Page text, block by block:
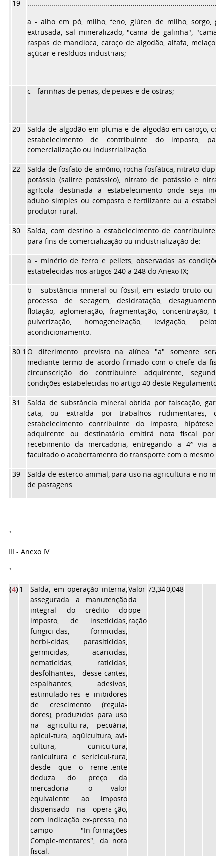
19
a - alho em pó, milho, feno, glúten de milho, sorgo,
extrusada, sal mineralizado, "cama de galinha", "cama
raspas de mandioca, caroço de algodão, alfafa, melaço
açúcar e resíduos industriais;
c - farinhas de penas, de peixes e de ostras;
20
Saída de algodão em pluma e de algodão em caroço,
estabelecimento de contribuinte do imposto,
comercialização ou industrialização.
22
Saída de fosfato de amônio, rocha fosfática, nitrato
potássio (salitre potássico), nitrato de potássio e
agrícola destinada a estabelecimento onde seja
adubo simples ou composto e fertilizante ou a
produtor rural.
30
Saída, com destino a estabelecimento de contribuinte
para fins de comercialização ou industrialização de:
a - minério de ferro e pellets, observadas as
estabelecidas nos artigos 240 a 248 do Anexo IX;
b - substância mineral ou fóssil, em estado bruto ou
processo de secagem, desidratação,
flotação, aglomeração, fragmentação, concentração,
pulverização, homogeneização, levigação,
acondicionamento.
30.1 O diferimento previsto na alínea "a" somente será
mediante termo de acordo firmado com o chefe da
circunscrição do contribuinte adquirente,
condições estabelecidas no artigo 40 deste Regulamento.
31
Saída de substância mineral obtida por faiscação,
cata, ou extraída por trabalhos rudimentares,
estabelecimento contribuinte do imposto, hipótese
adquirente ou destinatário emitirá nota fiscal por
recebimento da mercadoria, entregando a 4ª via ao
facultado o acobertamento do transporte com o mesmo
39
Saída de esterco animal, para uso na agricultura e no
de pastagens.
"
III - Anexo IV:
"
(4)1
Saída, em operação interna,
assegurada a manutenção
integral do crédito do
imposto, de inseticidas,
fungici-das, formicidas,
herbi-cidas, parasiticidas,
germicidas, acaricidas,
nematicidas, raticidas,
desfolhantes, desse-cantes,
espalhantes, adesivos,
estimulado-res e inibidores
de crescimento (regula-
dores), produzidos para uso
na agricultu-ra, pecuária,
apicul-tura, aqüicultura, avi-
cultura, cunicultura,
ranicultura e sericicul-tura,
desde que o reme-tente
deduza do preço da
mercadoria o valor
equivalente ao imposto
dispensado na opera-ção,
com indicação ex-pressa, no
campo "In-formações
Comple-mentares", da nota
fiscal.
Valor
da
ope-
ração
73,340,048- -